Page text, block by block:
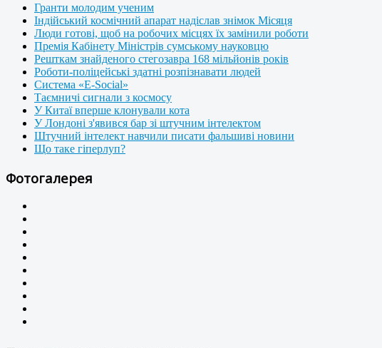
Гранти молодим ученим
Індійський космічний апарат надіслав знімок Місяця
Люди готові, щоб на робочих місцях їх замінили роботи
Премія Кабінету Міністрів сумському науковцю
Решткам знайденого стегозавра 168 мільйонів років
Роботи-поліцейські здатні розпізнавати людей
Система «E-Social»
Таємничі сигнали з космосу
У Китаї вперше клонували кота
У Лондоні з'явився бар зі штучним інтелектом
Штучний інтелект навчили писати фальшиві новини
Що таке гіперлуп?
Фотогалерея